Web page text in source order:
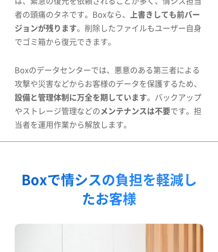
者の頭痛のタネです。Boxなら、
上書きしても前バー
ジョンが残ります。削除したファイルもユーザー自身
でゴミ箱から復元できます。
Boxのデータセンターでは、悪意のある第三者による
攻撃や災害などからお客様のデータを保護するため、
設備と管理体制に万全を期しています。バックアップ
やストレージ管理などの メンテナンスは不要です。担
当者を運用作業から解放します。
Boxで情シスの負担を軽減し
たお客様